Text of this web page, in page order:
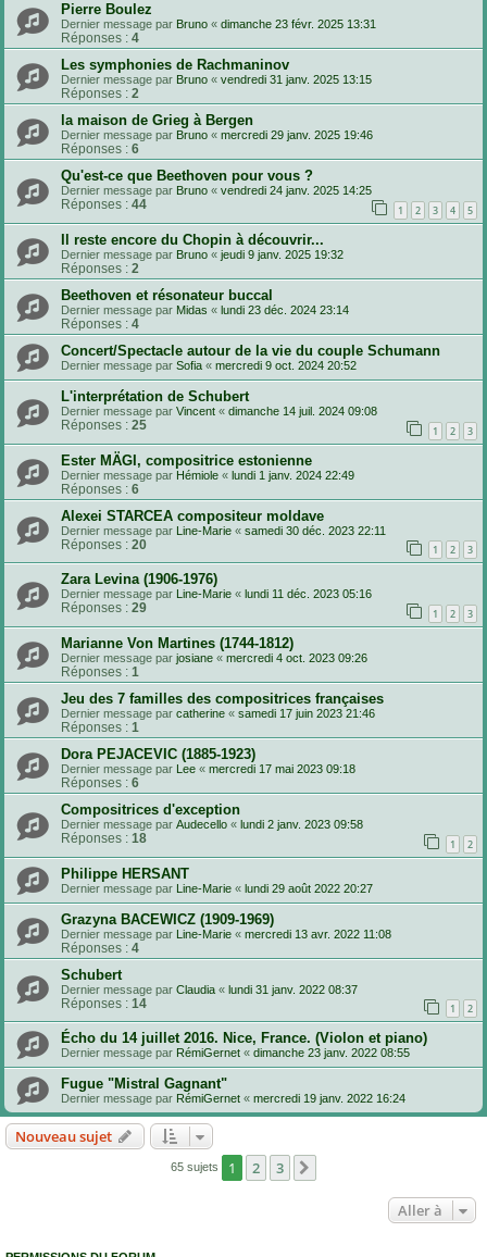
Pierre Boulez
Dernier message par Bruno « dimanche 23 févr. 2025 13:31
Réponses : 4
Les symphonies de Rachmaninov
Dernier message par Bruno « vendredi 31 janv. 2025 13:15
Réponses : 2
la maison de Grieg à Bergen
Dernier message par Bruno « mercredi 29 janv. 2025 19:46
Réponses : 6
Qu'est-ce que Beethoven pour vous ?
Dernier message par Bruno « vendredi 24 janv. 2025 14:25
Réponses : 44 1 2 3 4 5
Il reste encore du Chopin à découvrir...
Dernier message par Bruno « jeudi 9 janv. 2025 19:32
Réponses : 2
Beethoven et résonateur buccal
Dernier message par Midas « lundi 23 déc. 2024 23:14
Réponses : 4
Concert/Spectacle autour de la vie du couple Schumann
Dernier message par Sofia « mercredi 9 oct. 2024 20:52
L'interprétation de Schubert
Dernier message par Vincent « dimanche 14 juil. 2024 09:08
Réponses : 25 1 2 3
Ester MÄGI, compositrice estonienne
Dernier message par Hémiole « lundi 1 janv. 2024 22:49
Réponses : 6
Alexei STARCEA compositeur moldave
Dernier message par Line-Marie « samedi 30 déc. 2023 22:11
Réponses : 20 1 2 3
Zara Levina (1906-1976)
Dernier message par Line-Marie « lundi 11 déc. 2023 05:16
Réponses : 29 1 2 3
Marianne Von Martines (1744-1812)
Dernier message par josiane « mercredi 4 oct. 2023 09:26
Réponses : 1
Jeu des 7 familles des compositrices françaises
Dernier message par catherine « samedi 17 juin 2023 21:46
Réponses : 1
Dora PEJACEVIC (1885-1923)
Dernier message par Lee « mercredi 17 mai 2023 09:18
Réponses : 6
Compositrices d'exception
Dernier message par Audecello « lundi 2 janv. 2023 09:58
Réponses : 18 1 2
Philippe HERSANT
Dernier message par Line-Marie « lundi 29 août 2022 20:27
Grazyna BACEWICZ (1909-1969)
Dernier message par Line-Marie « mercredi 13 avr. 2022 11:08
Réponses : 4
Schubert
Dernier message par Claudia « lundi 31 janv. 2022 08:37
Réponses : 14 1 2
Écho du 14 juillet 2016. Nice, France. (Violon et piano)
Dernier message par RémiGernet « dimanche 23 janv. 2022 08:55
Fugue "Mistral Gagnant"
Dernier message par RémiGernet « mercredi 19 janv. 2022 16:24
Nouveau sujet
65 sujets 1 2 3
Aller à